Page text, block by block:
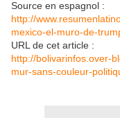
Source en espagnol :
http://
mexico-el-muro-de-
URL de cet article :
http://bolivarinfos.over-
mur-sans-couleur-